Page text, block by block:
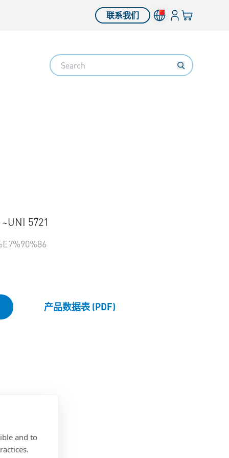
and to
联系我们 登入您的购物车
Search
5721
产品数据表 (PDF)